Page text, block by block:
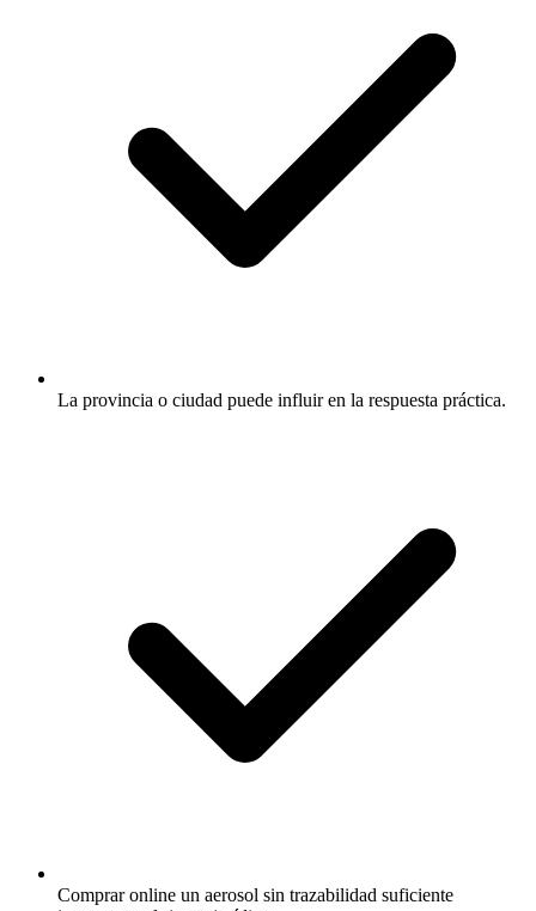
La provincia o ciudad puede influir en la respuesta práctica.
Comprar online un aerosol sin trazabilidad suficiente